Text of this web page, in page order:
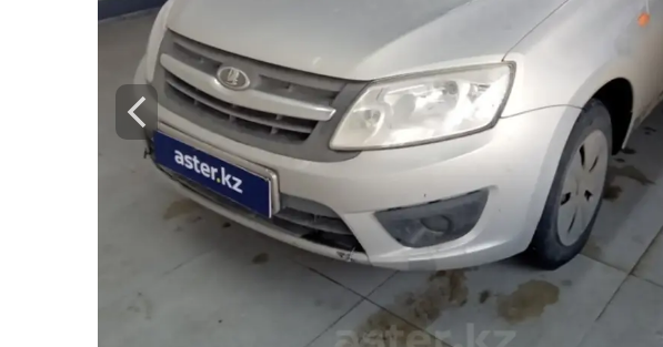
Предоставим подробную информацию об автомобиле:
техническое состояние, пробег, история осмотров,
юридическая проверка по базам РК и РФ
Техническое состояние
Проверка одометра
Проверка криминалиста
Данные по утильсбору
Купить отчёт за 1000₸ Посмотреть пример отчета